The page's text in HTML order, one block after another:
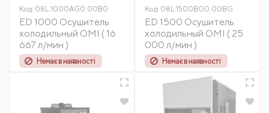
Код: 08L.1000AG0.00B0
ED 1000 Осушитель
холодильный OMI ( 16
667 л/мин )
Немає в наявності
Код: 08L.1500BG0.00BG
ED 1500 Осушитель
холодильный OMI ( 25
000 л/мин )
Немає в наявності